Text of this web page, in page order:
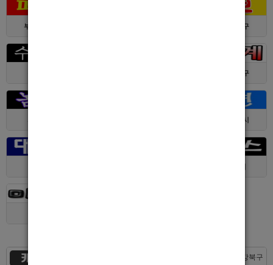
부산 > 부산진구 서울 > 동대문구
서울 > 동대문구
제주 > 서귀포시
카지노 서울 > 강북구